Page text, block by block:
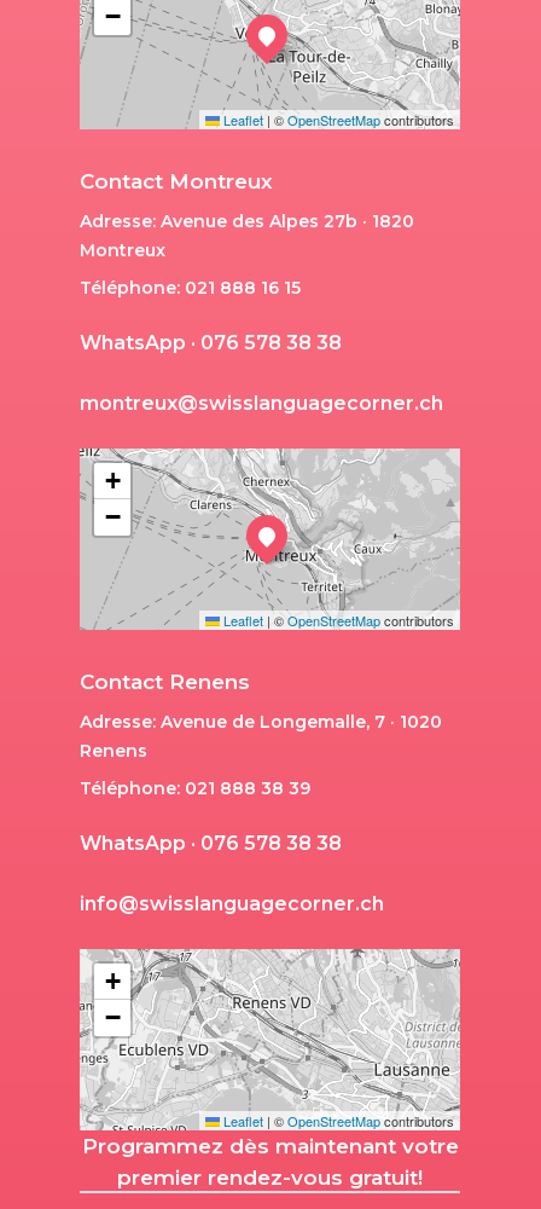
−
Leaflet | ©OpenStreetMapcontributors
Contact Montreux
Adresse: Avenue des Alpes 27b · 1820
Montreux
Téléphone: 021 888 16 15
WhatsApp · 076 578 38 38
montreux@swiss anguagecorner.c h
+
−
Leaflet | ©OpenStreetMapcontributors
Contact Renens
Adresse: Avenue de Longemalle, 7 · 1020
Renens
Téléphone: 021 888 38 39
WhatsApp · 076 578 38 38
info@swiss anguagecorner.c h
+
−
Leaflet | ©OpenStreetMapcontributors
Programmez dès maintenant votre
premier rendez-vous gratuit!